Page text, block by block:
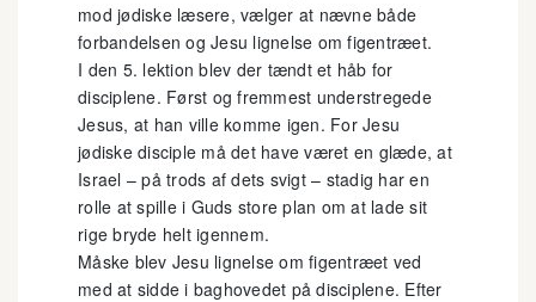
mod jødiske læsere, vælger at nævne både
forbandelsen og Jesu lignelse om figentræet.
I den 5. lektion blev der tændt et håb for
disciplene. Først og fremmest understregede
Jesus, at han ville komme igen. For Jesu
jødiske disciple må det have været en glæde, at
Israel – på trods af dets svigt – stadig har en
rolle at spille i Guds store plan om at lade sit
rige bryde helt igennem.
Måske blev Jesu lignelse om figentræet ved
med at sidde i baghovedet på disciplene. Efter